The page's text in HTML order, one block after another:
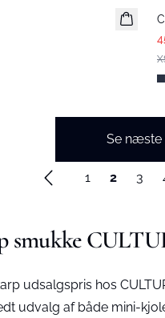
Se næste
1 2 3
smukke
udsalgspris hos
udvalg af både mini-